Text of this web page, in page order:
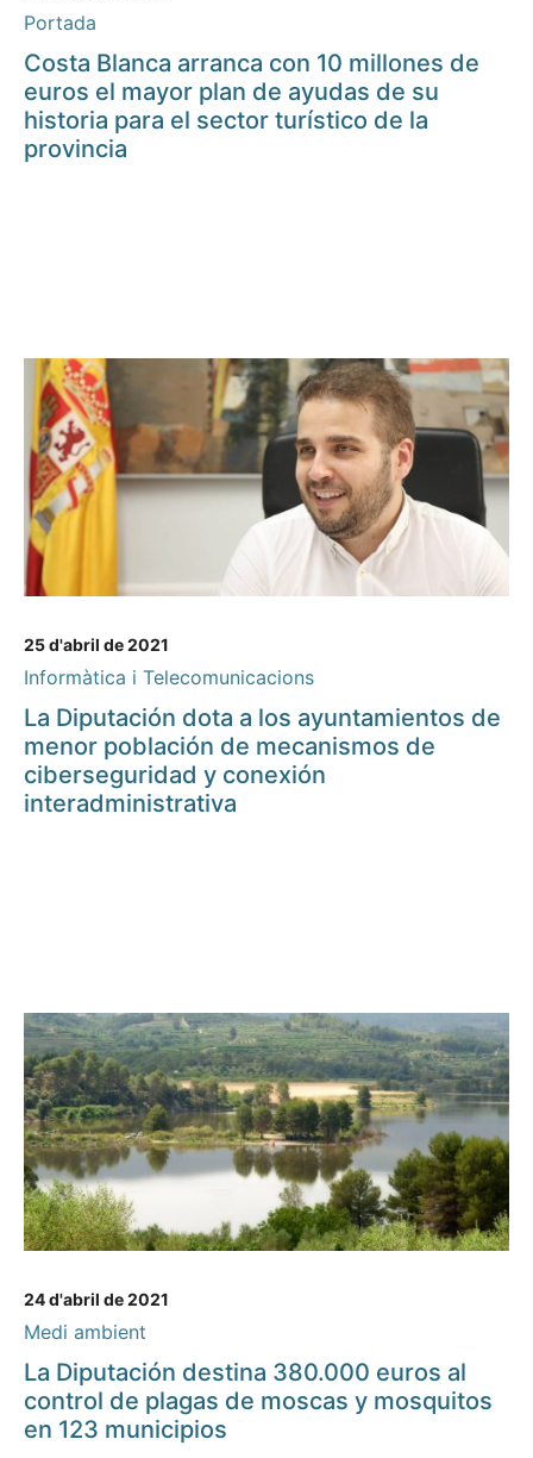
Portada
Costa Blanca arranca con 10 millones de
euros el mayor plan de ayudas de su
historia para el sector turístico de la
provincia
25 d'abril de 2021
Informàtica i Telecomunicacions
La Diputación dota a los ayuntamientos de
menor población de mecanismos de
ciberseguridad y conexión
interadministrativa
24 d'abril de 2021
Medi ambient
La Diputación destina 380.000 euros al
control de plagas de moscas y mosquitos
en 123 municipios